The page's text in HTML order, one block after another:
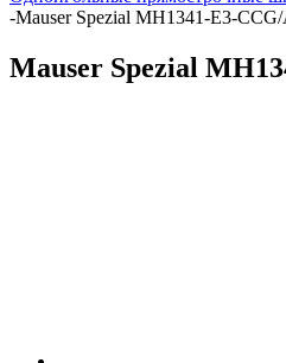
-Mauser Spezial MH1341-E3-
Mauser Spezial